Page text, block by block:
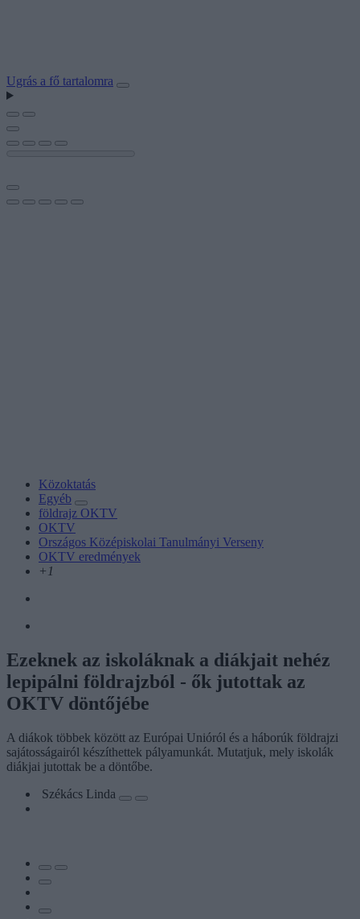
Ugrás a fő tartalomra
Közoktatás
Egyéb
földrajz OKTV
OKTV
Országos Középiskolai Tanulmányi Verseny
OKTV eredmények
+1
Ezeknek az iskoláknak a diákjait nehéz
lepipálni földrajzból - ők jutottak az
OKTV döntőjébe
A diákok többek között az Európai Unióról és a háborúk földrajzi
sajátosságairól készíthettek pályamunkát. Mutatjuk, mely iskolák
diákjai jutottak be a döntőbe.
Székács Linda